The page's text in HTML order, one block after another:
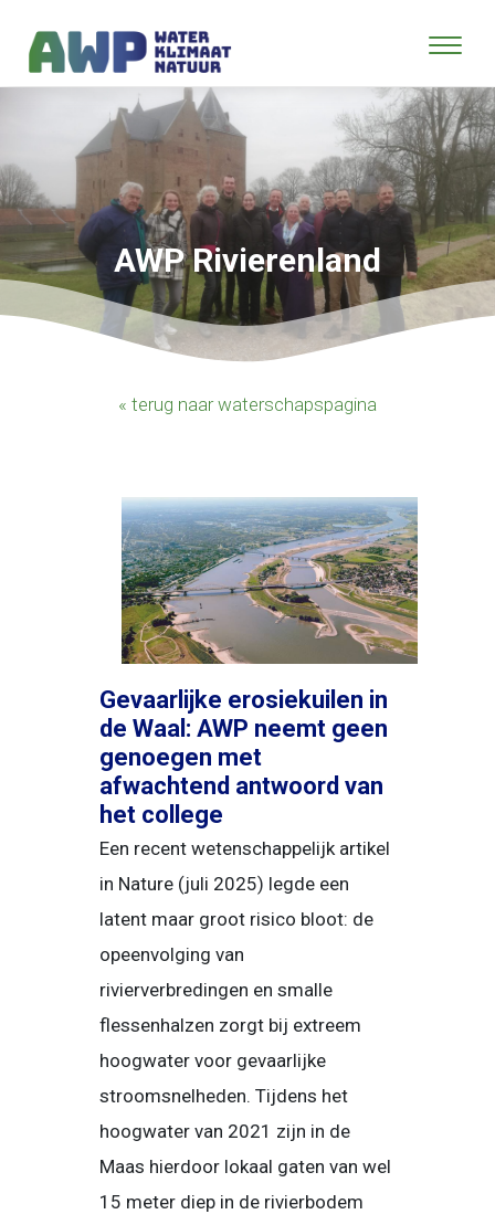
AWP Rivierenland
« terug naar waterschapspagina
Gevaarlijke erosiekuilen in
de Waal: AWP neemt geen
genoegen met
afwachtend antwoord van
het college
Een recent wetenschappelijk artikel
in Nature (juli 2025) legde een
latent maar groot risico bloot: de
opeenvolging van
rivierverbredingen en smalle
flessenhalzen zorgt bij extreem
hoogwater voor gevaarlijke
stroomsnelheden. Tijdens het
hoogwater van 2021 zijn in de
Maas hierdoor lokaal gaten van wel
15 meter diep in de rivierbodem